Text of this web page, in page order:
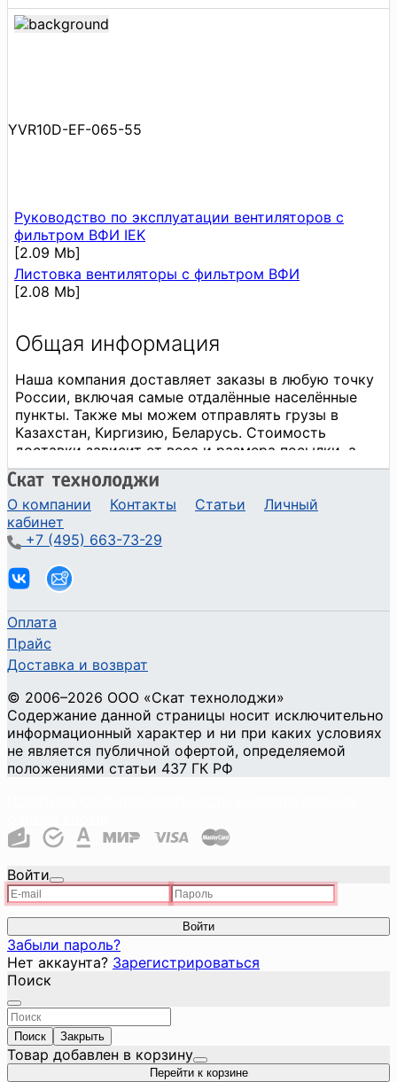
YVR10D-EF-065-55
Руководство по эксплуатации вентиляторов с
фильтром ВФИ IEK
[2.09 Mb]
Листовка вентиляторы с фильтром ВФИ
[2.08 Mb]
О компании Контакты Статьи
Личный
кабинет
+7 (495) 663-73-29
Оплата
Прайс
Доставка и возврат
© 2006–2026 ООО «Скат технолоджи»
Содержание данной страницы носит исключительно
информационный характер и ни при каких условиях
не является публичной офертой, определяемой
положениями статьи 437 ГК РФ
Войти
Войти
Забыли пароль?
Нет аккаунта? Зарегистрироваться
Поиск
Поиск Закрыть
Товар добавлен в корзину
Перейти к корзине